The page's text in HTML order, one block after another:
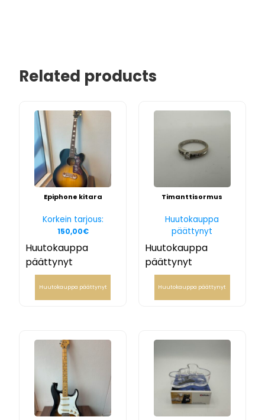
Related products
Epiphone kitara
Korkein tarjous:
150,00€
Huutokauppa
päättynyt
Huutokauppa päättynyt
Timanttisormus
Huutokauppa
päättynyt
Huutokauppa
päättynyt
Huutokauppa päättynyt